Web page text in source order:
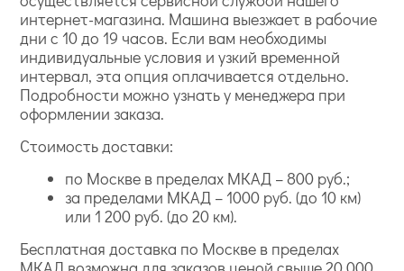
интернет-магазина. Машина выезжает в рабочие
дни с 10 до 19 часов. Если вам необходимы
индивидуальные условия и узкий временной
интервал, эта опция оплачивается отдельно.
Подробности можно узнать у менеджера при
оформлении заказа.
Стоимость доставки:
по Москве в пределах МКАД – 800 руб.;
за пределами МКАД – 1000 руб. (до 10 км)
или 1 200 руб. (до 20 км).
Бесплатная доставка по Москве в пределах